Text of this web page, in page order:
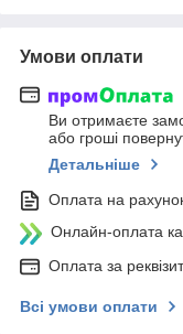
Умови оплати
Ви отримаєте
або гроші
Детальніше
Оплата на
Онлайн-оплата
Оплата за
Всі умови оплати